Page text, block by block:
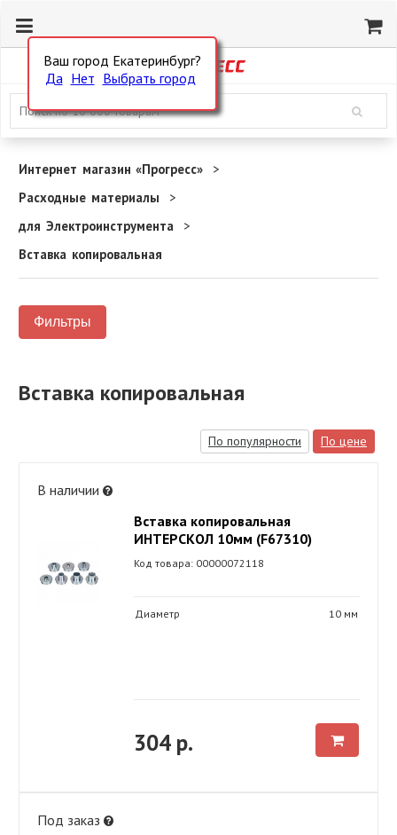
Ваш город Екатеринбург?
Да Нет Выбрать город
Интернет магазин «Прогресс»
Расходные материалы
для Электроинструмента
Вставка копировальная
Фильтры
Вставка копировальная
По популярности По цене
В наличии
Вставка копировальная
ИНТЕРСКОЛ 10мм (F67310)
Код товара: 00000072118
Диаметр 10 мм
304 р.
Под заказ